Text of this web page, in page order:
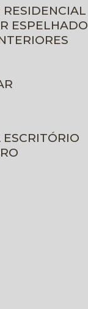
RESIDENCIAL
ESPELHADO
ESCRITÓRIO